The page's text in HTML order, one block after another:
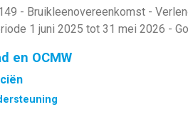
- Bruikleenovereenkomst -
1 juni 2025 tot 31 mei 2026 -
en OCMW